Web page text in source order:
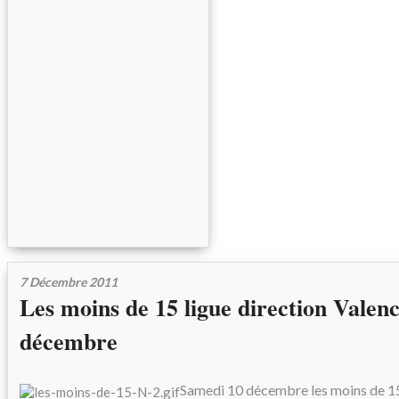
7 Décembre 2011
Les moins de 15 ligue direction
décembre
Samedi 10 décembre les moins de